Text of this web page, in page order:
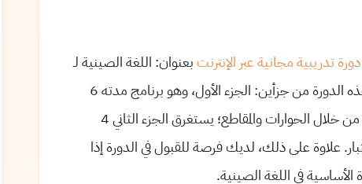
دورة تدريبية مجانية عبر الإنترنتبعنوان: اللغة الصينية لـ
HSK 3 PART II، والتي تستغرق 10 أسابيع للإكمال. وتتكون هذه الدورة من جزأين: الجزء الأول، وهو برنامج مدته 6
أسابيع، ويغطي المفردات والقواعد التي يتم تقديمها بشكل أساسي من خلال الحوارات والمقاطع؛ يستغرق الجزء الثاني 4
علاوة على ذلك، لديك فرصة للقبول في الدورة إذا